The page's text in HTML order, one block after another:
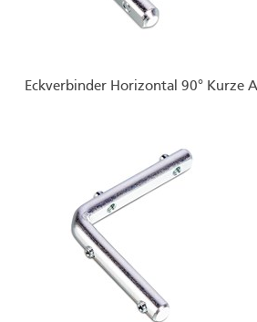
Eckverbinder Horizontal 90° Kurze